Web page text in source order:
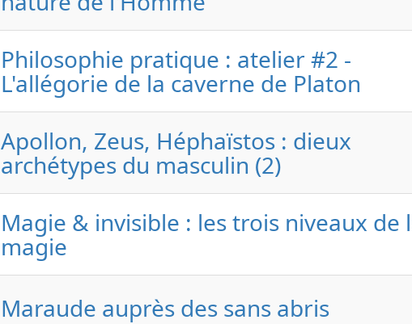
Philosophie pratique : atelier #2 -
L'allégorie de la caverne de Platon
Apollon, Zeus, Héphaïstos : dieux
archétypes du masculin (2)
Magie & invisible : les trois niveaux de
magie
Maraude auprès des sans abris